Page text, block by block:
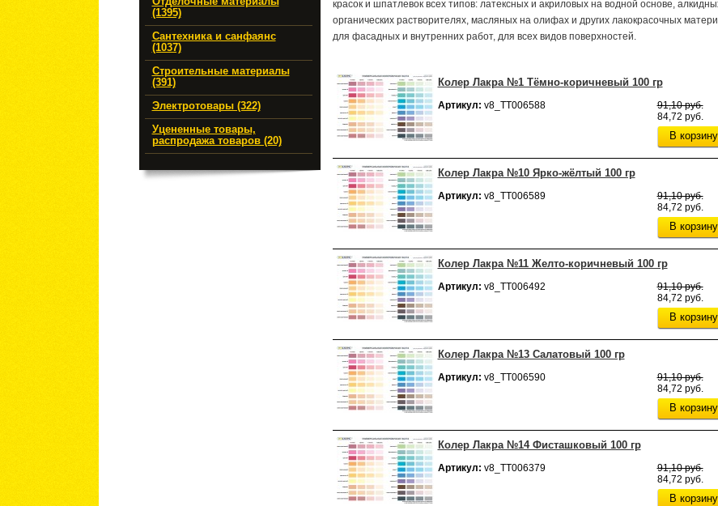
(1395)
Сантехника и санфаянс
(1037)
Строительные материалы
(391)
Электротовары (322)
Уцененные товары,
распродажа товаров (20)
красок и шпатлевок всех типов: латексных и акриловых на водной основе,
органических растворителях, масляных на олифах и других лакокрасочных
для фасадных и внутренних работ, для всех видов поверхностей.
Колер Лакра №1 Тёмно-коричневый 100 гр
Артикул: v8_ТТ006588
91,10 руб.
84,72 руб.
В корзину
Колер Лакра №10 Ярко-жёлтый 100 гр
Артикул: v8_ТТ006589
91,10 руб.
84,72 руб.
В корзину
Колер Лакра №11 Желто-коричневый 100 гр
Артикул: v8_ТТ006492
91,10 руб.
84,72 руб.
В корзину
Колер Лакра №13 Салатовый 100 гр
Артикул: v8_ТТ006590
91,10 руб.
84,72 руб.
В корзину
Колер Лакра №14 Фисташковый 100 гр
Артикул: v8_ТТ006379
91,10 руб.
84,72 руб.
В корзину